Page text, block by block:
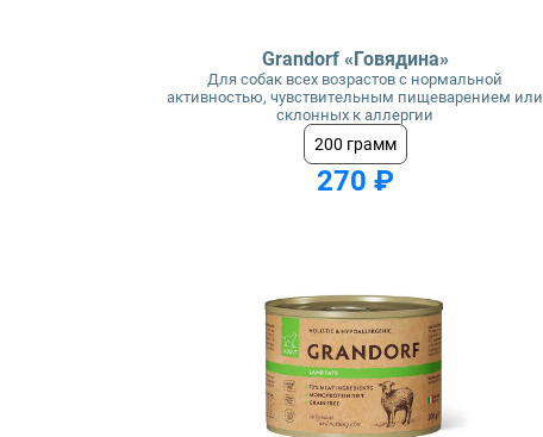
Grandorf «Говядина»
Для собак всех возрастов с нормальной
активностью, чувствительным пищеварением или
склонных к аллергии
200 грамм
270 ₽